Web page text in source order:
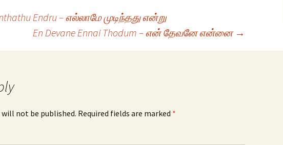
Endru – எல்லாமே முடிந்தது என்று
En Devane Ennai Thodum – என் தேவனே என்னை →
will not be published. Required fields are marked *